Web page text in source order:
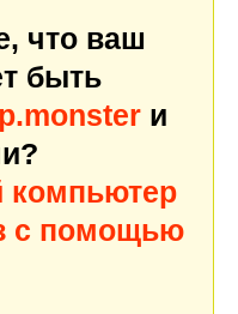
что ваш
быть
и
компьютер
с помощью